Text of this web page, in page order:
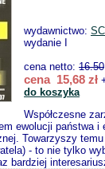
wydawnictwo:
wydanie I
cena netto: 16.50
cena 15,68 zł
do koszyka
Współczesne
ewolucji państwa i
Towarzyszy
- to nie tylko
bardziej